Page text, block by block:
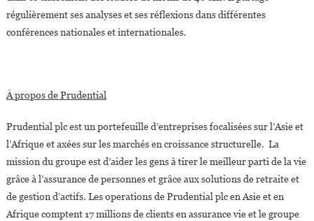
régulièrement ses analyses et ses réflexions dans différentes
conférences nationales et internationales.
À propos de Prudential
Prudential plc est un portefeuille d’entreprises focalisées sur l’Asie et
l’Afrique et axées sur les marchés en croissance structurelle. La
mission du groupe est d’aider les gens à tirer le meilleur parti de la vie
grâce à l’assurance de personnes et grâce aux solutions de retraite et
de gestion d’actifs. Les operations de Prudential plc en Asie et en
Afrique comptent 17 millions de clients en assurance vie et le groupe